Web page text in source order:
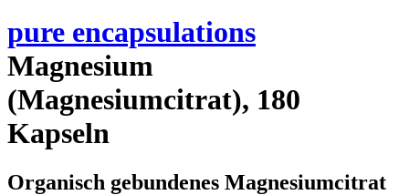
pure encapsulations
Magnesium
(Magnesiumcitrat), 180
Kapseln
Organisch gebundenes Magnesiumcitrat